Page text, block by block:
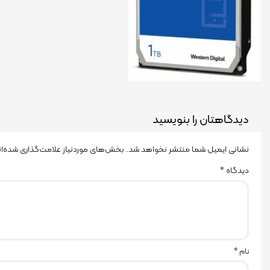
دیدگاهتان را بنویسید
نشانی ایمیل شما منتشر نخواهد شد. بخش‌های موردنیاز علامت‌گذاری
دیدگاه*
نام *